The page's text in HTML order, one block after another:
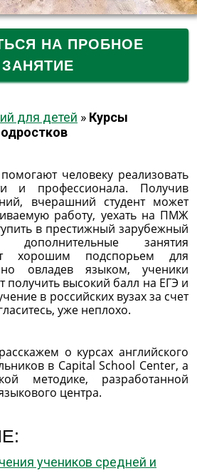
НА ПРОБНОЕ
ЗАНЯТИЕ
для детей » Курсы
человеку реализовать
и профессионала. Получив
вчерашний студент может
работу, уехать на ПМЖ
в престижный зарубежный
дополнительные занятия
хорошим подспорьем для
овладев языком, ученики
получить высокий балл на ЕГЭ и
в российских вузах за счет
уже неплохо.
о курсах английского
в Capital School Center, а
методике, разработанной
центра.
учеников средней и